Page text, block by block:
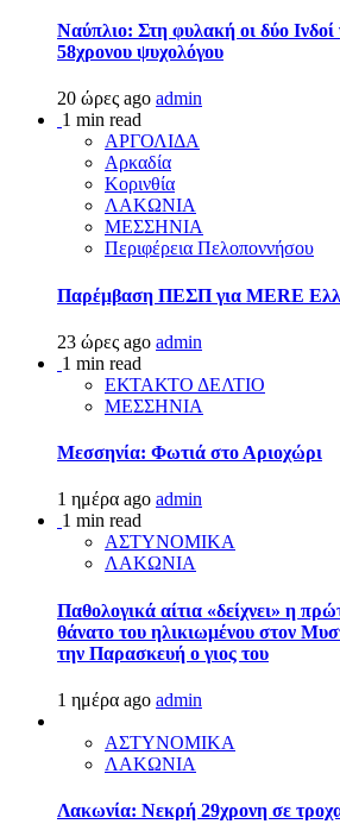
Ναύπλιο: Στη φυλακή οι δύο Ινδοί
58χρονου ψυχολόγου
20 ώρες ago admin
1 min read
ΑΡΓΟΛΙΔΑ
Αρκαδία
Κορινθία
ΛΑΚΩΝΙΑ
ΜΕΣΣΗΝΙΑ
Περιφέρεια Πελοποννήσου
Παρέμβαση ΠΕΣΠ για MERE
23 ώρες ago admin
1 min read
ΕΚΤΑΚΤΟ ΔΕΛΤΙΟ
ΜΕΣΣΗΝΙΑ
Μεσσηνία: Φωτιά στο Αριοχώρι
1 ημέρα ago admin
1 min read
ΑΣΤΥΝΟΜΙΚΑ
ΛΑΚΩΝΙΑ
Παθολογικά αίτια «δείχνει» η
θάνατο του ηλικιωμένου στον
την Παρασκευή ο γιος του
1 ημέρα ago admin
ΑΣΤΥΝΟΜΙΚΑ
ΛΑΚΩΝΙΑ
Λακωνία: Νεκρή 29χρονη σε